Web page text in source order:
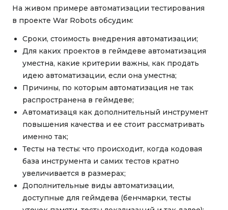
На живом примере автоматизации тестирования
в проекте War Robots обсудим:
Сроки, стоимость внедрения автоматизации;
Для каких проектов в геймдеве автоматизация
уместна, какие критерии важны, как продать
идею автоматизации, если она уместна;
Причины, по которым автоматизация не так
распространена в геймдеве;
Автоматизаця как дополнительный инструмент
повышения качества и ее стоит рассматривать
именно так;
Тесты на тесты: что происходит, когда кодовая
база инструмента и самих тестов кратно
увеличивается в размерах;
Дополнительные виды автоматизации,
доступные для геймдева (бенчмарки, тесты